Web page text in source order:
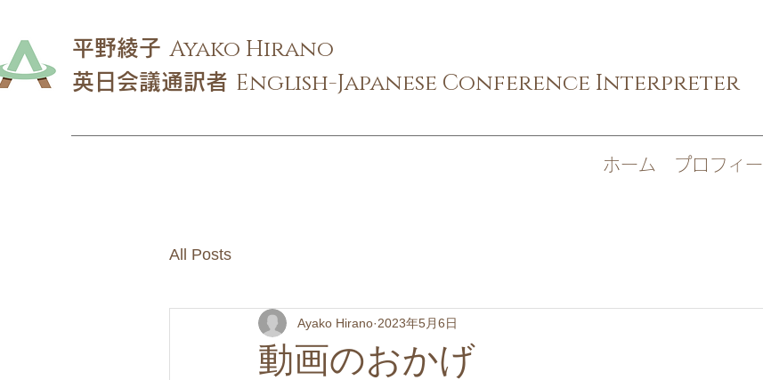
​平野綾子 Ayako Hirano
​英日会議通訳者 English-Japanese Conference Interpreter
ホーム プロフィ
All Posts
動画のおかげ
Ayako Hirano 2023年5月6日